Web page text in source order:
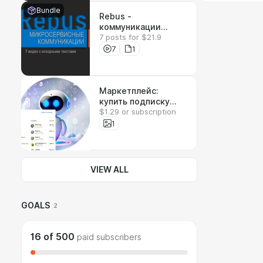
Bundle
Rebus -
коммуникации
между
микросервисами
7 posts for $21.9
7
1
Маркетплейс:
купить подписку
Claude
$1.29 or subscription
1
VIEW ALL
GOALS 2
16 of 500 paid subscribers